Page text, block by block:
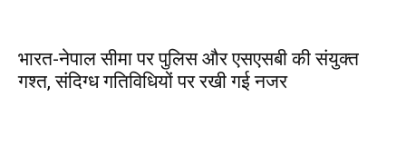
भारत-नेपाल सीमा पर पुलिस और एसएसबी की संयुक्त
गश्त, संदिग्ध गतिविधियों पर रखी गई नजर